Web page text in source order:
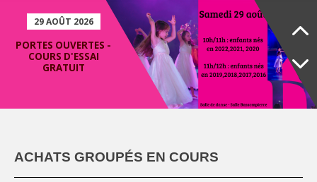
29 AOÛT 2026
PORTES OUVERTES -
COURS D'ESSAI
GRATUIT
M.A.A.M.2026
ACHATS GROUPÉS EN COURS